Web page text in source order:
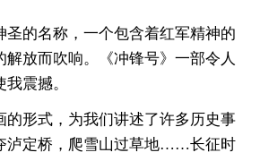
圣的名称，一个包含着红军精神的
解放而吹响。《冲锋号》一部令人
震撼。
的形式，为我们讲述了许多历史事
泸定桥，爬雪山过草地……长征时